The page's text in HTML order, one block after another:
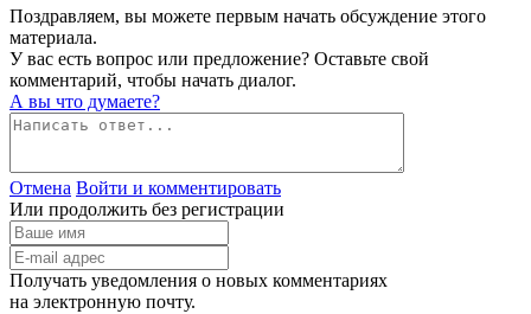
Поздравляем, вы можете первым начать обсуждение этого
материала.
У вас есть вопрос или предложение? Оставьте свой
комментарий, чтобы начать диалог.
А вы что думаете?
Отмена Войти и комментировать
Или продолжить без регистрации
Получать уведомления о новых комментариях
на электронную почту.